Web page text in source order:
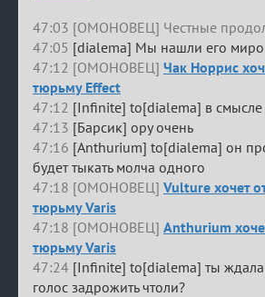
47:03 [ОМОНОВЕЦ] Честные
47:05 [dialema] Мы нашли его
47:12 [ОМОНОВЕЦ] Чак Норрис
тюрьму Effect
47:12 [Infinite] to[dialema] в смысле
47:13 [Барсик] ору очень
47:16 [Anthurium] to[dialema] он
будет тыкать молча одного
47:18 [ОМОНОВЕЦ] Vulture хочет
тюрьму Varis
47:18 [ОМОНОВЕЦ] Anthurium
тюрьму Varis
47:24 [Infinite] to[dialema] ты ждала
голос задрожить чтоли?